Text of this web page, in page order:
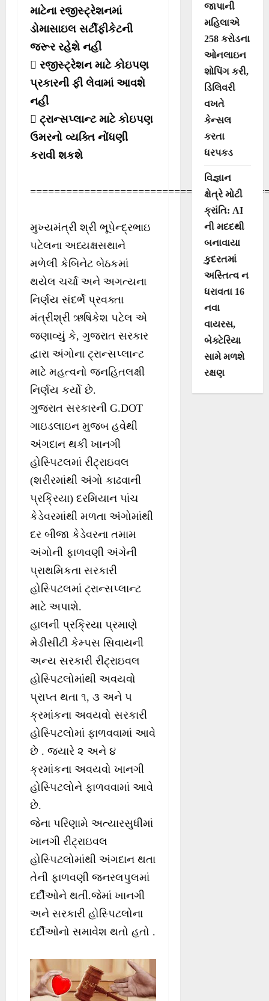
માટેના રજીસ્ટ્રેશનમાં
ડોમાસાઇલ સર્ટીફીકેટની
જરૂર રહેશે નહીં
 રજીસ્ટ્રેશન માટે કોઇપણ
પ્રકારની ફી લેવામાં આવશે
નહીં
 ટ્રાન્સપ્લાન્ટ માટે કોઇપણ
ઉમરનો વ્યક્તિ નોંધણી
કરાવી શકશે
મુખ્યમંત્રી શ્રી ભૂપેન્દ્રભાઇ
પટેલના અધ્યક્ષસથાને
મળેલી કેબિનેટ બેઠકમાં
થયેલ ચર્ચા અને અગત્યના
નિર્ણય સંદર્ભે પ્રવક્તા
મંત્રીશ્રી ઋષિકેશ પટેલ એ
જણાવ્યું કે, ગુજરાત સરકાર
દ્વારા અંગોના ટ્રાન્સપ્લાન્ટ
માટે મહત્વનો જનહિતલક્ષી
નિર્ણય કર્યો છે.
ગુજરાત સરકારની G.DOT
ગાઇડલાઇન મુજબ હવેથી
અંગદાન થકી ખાનગી
હોસ્પિટલમાં રીટ્રાઇવલ
(શરીરમાંથી અંગો કાઢવાની
પ્રક્રિયા) દરમિયાન પાંચ
કેડેવરમાંથી મળતા અંગોમાંથી
દર બીજા કેડેવરના તમામ
અંગોની ફાળવણી અંગેની
પ્રાથમિકતા સરકારી
હોસ્પિટલમાં ટ્રાન્સપ્લાન્ટ
માટે અપાશે.
હાલની પ્રક્રિયા પ્રમાણે
મેડીસીટી કેમ્પસ સિવાયની
અન્ય સરકારી રીટ્રાઇવલ
હોસ્પિટલોમાંથી અવયવો
પ્રાપ્ત થતા ૧, ૩ અને ૫
ક્રમાંકના અવયવો સરકારી
હોસ્પિટલોમાં ફાળવવામાં આવે
છે . જ્યારે ૨ અને ૪
ક્રમાંકના અવયવો ખાનગી
હોસ્પિટલોને ફાળવવામાં આવે
છે.
જેના પરિણામે અત્યારસુધીમાં
ખાનગી રીટ્રાઇવલ
હોસ્પિટલોમાંથી અંગદાન થતા
તેની ફાળવણી જનરલપુલમાં
દર્દીઓને થતી.જેમાં ખાનગી
અને સરકારી હોસ્પિટલોના
દર્દીઓનો સમાવેશ થતો હતો .
જાપાની
મહિલાએ
258 કરોડના
ઓનલાઇન
શોપિંગ કરી,
ડિલિવરી
વખતે
કેન્સલ
કરતા
ધરપકડ
વિજ્ઞાન
ક્ષેત્રે મોટી
ક્રાંતિ: AI
ની મદદથી
બનાવાયા
કુદરતમાં
અસ્તિત્વ ન
ધરાવતા 16
નવા
વાયરસ,
બેક્ટેરિયા
સામે મળશે
રક્ષણ